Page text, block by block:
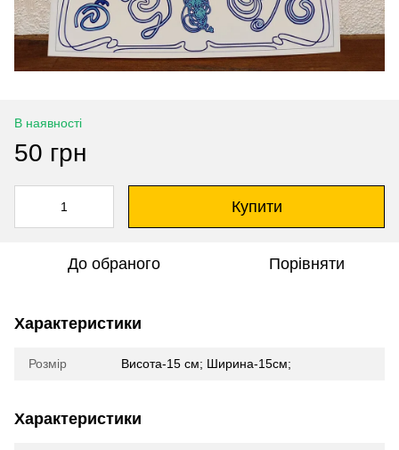
В наявності
50 грн
Купити
До обраного Порівняти
Характеристики
Розмір Висота-15 см; Ширина-15см;
Характеристики